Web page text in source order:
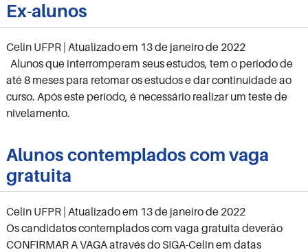
Ex-alunos
Celin UFPR | Atualizado em 13 de janeiro de 2022
Alunos que interromperam seus estudos, tem o período de
até 8 meses para retomar os estudos e dar continuidade ao
curso. Após este período, é necessário realizar um teste de
nivelamento.
Alunos contemplados com vaga
gratuita
Celin UFPR | Atualizado em 13 de janeiro de 2022
Os candidatos contemplados com vaga gratuita deverão
CONFIRMAR A VAGA através do SIGA-Celin em datas